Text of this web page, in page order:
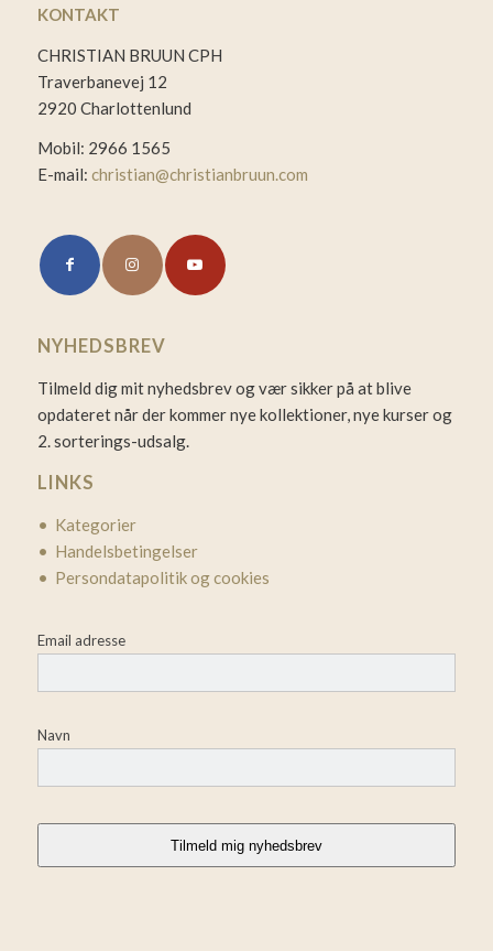
KONTAKT
CHRISTIAN BRUUN CPH
Traverbanevej 12
2920 Charlottenlund
Mobil: 2966 1565
E-mail: christian@christianbruun.com
NYHEDSBREV
Tilmeld dig mit nyhedsbrev og vær sikker på at blive
opdateret når der kommer nye kollektioner, nye kurser og
2. sorterings-udsalg.
LINKS
• Kategorier
• Handelsbetingelser
• Persondatapolitik og cookies
Email adresse
Navn
Tilmeld mig nyhedsbrev